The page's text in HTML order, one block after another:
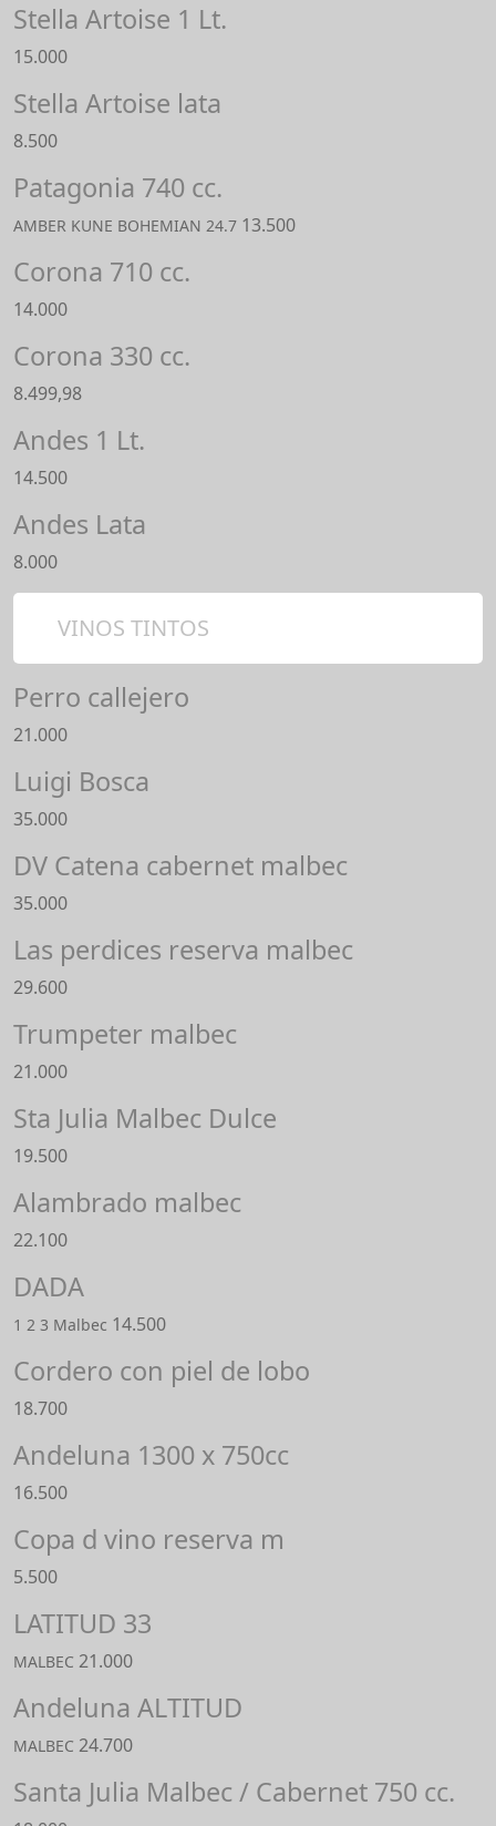
Stella Artoise 1 Lt.
15.000
Stella Artoise lata
8.500
Patagonia 740 cc.
AMBER KUNE BOHEMIAN 24.7 13.500
Corona 710 cc.
14.000
Corona 330 cc.
8.499,98
Andes 1 Lt.
14.500
Andes Lata
8.000
VINOS TINTOS
Perro callejero
21.000
Luigi Bosca
35.000
DV Catena cabernet malbec
35.000
Las perdices reserva malbec
29.600
Trumpeter malbec
21.000
Sta Julia Malbec Dulce
19.500
Alambrado malbec
22.100
DADA
1 2 3 Malbec 14.500
Cordero con piel de lobo
18.700
Andeluna 1300 x 750cc
16.500
Copa d vino reserva m
5.500
LATITUD 33
MALBEC 21.000
Andeluna ALTITUD
MALBEC 24.700
Santa Julia Malbec / Cabernet 750 cc.